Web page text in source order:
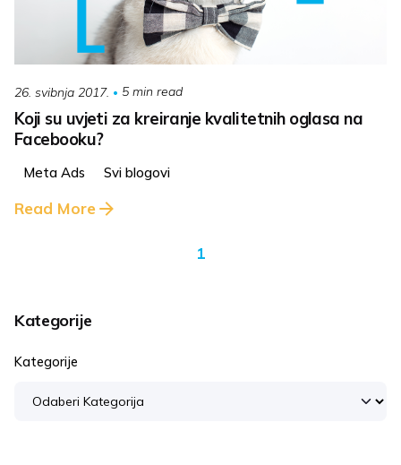
26. svibnja 2017. 5 min read
Koji su uvjeti za kreiranje kvalitetnih oglasa na
Facebooku?
Meta Ads Svi blogovi
Read More
1
Kategorije
Kategorije